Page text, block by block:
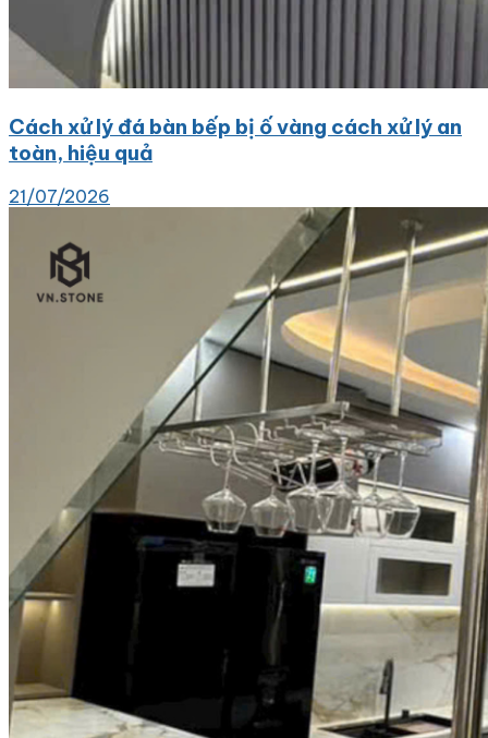
Cách xử lý đá bàn bếp bị ố vàng cách xử lý an
toàn, hiệu quả
21/07/2026